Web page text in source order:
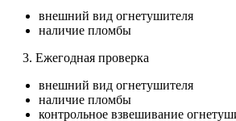
внешний вид огнетушителя
наличие пломбы
3. Ежегодная проверка
внешний вид огнетушителя
наличие пломбы
контрольное взвешивание